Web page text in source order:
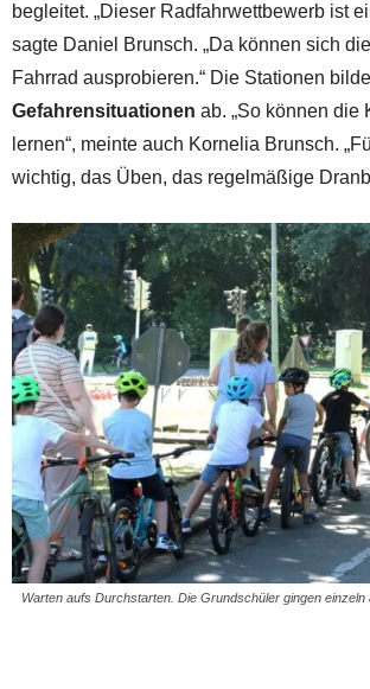
begleitet. „Dieser Radfahrwettbewerb ist
sagte Daniel Brunsch. „Da können sich
Fahrrad ausprobieren.“ Die Stationen
Gefahrensituationen ab. „So können die
lernen“, meinte auch Kornelia Brunsch.
wichtig, das Üben, das regelmäßige
Warten aufs Durchstarten. Die Grundschüler gingen